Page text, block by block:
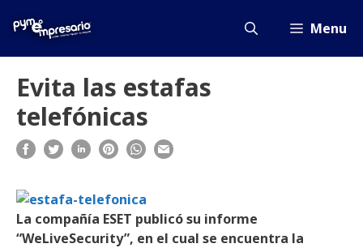
Menu
Evita las estafas
telefónicas
La compañía ESET publicó su informe
“WeLiveSecurity”, en el cual se encuentra la